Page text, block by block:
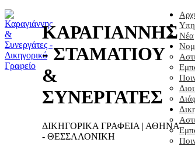
ΚΑΡΑΓΙΑΝΝΗΣ
- ΣΤΑΜΑΤΙΟΥ
&
ΣΥΝΕΡΓΑΤΕΣ
ΔΙΚΗΓΟΡΙΚΑ ΓΡΑΦΕΙΑ | ΑΘΗΝΑ
- ΘΕΣΣΑΛΟΝΙΚΗ
Νέα